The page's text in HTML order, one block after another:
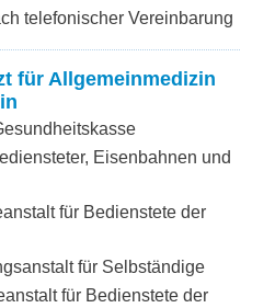
telefonischer Vereinbarung
für Allgemeinmedizin
Eisenbahnen und
für Bedienstete der
für Selbständige
für Bedienstete der